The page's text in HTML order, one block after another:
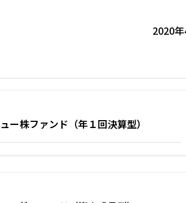
2020
ー株ファンド（年１回決算型）